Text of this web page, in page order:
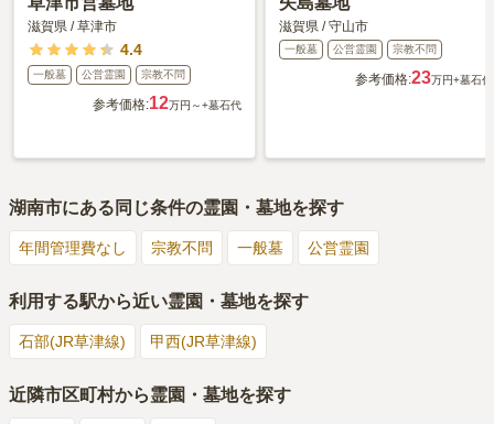
滋賀県 /草津市
4.4
一般墓 公営霊園 宗教不問
参考価格:12万円～+墓石代
滋賀県 /守山市
一般墓 公営霊園 宗教不問
参考価格:23万円+墓石代
湖南市にある同じ条件の霊園・墓地を探す
年間管理費なし 宗教不問 一般墓 公営霊園
利用する駅から近い霊園・墓地を探す
石部(JR草津線) 甲西(JR草津線)
近隣市区町村から霊園・墓地を探す